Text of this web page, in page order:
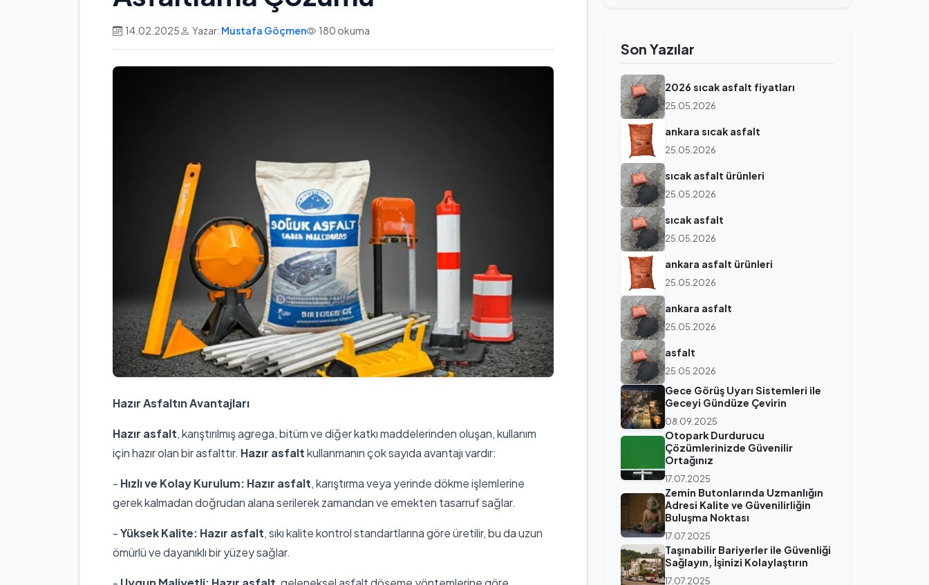
14.02.2025 Yazar: Mustafa Göçmen 180 okuma
Hazır Asfaltın Avantajları
Hazır asfalt, karıştırılmış agrega, bitüm ve diğer katkı maddelerinden oluşan, kullanım
için hazır olan bir asfalttır. Hazır asfaltkullanmanın çok sayıda avantajı vardır:
- Hızlı ve Kolay Kurulum: Hazır asfalt, karıştırma veya yerinde dökme işlemlerine
gerek kalmadan doğrudan alana serilerek zamandan ve emekten tasarruf sağlar.
-Yüksek Kalite: Hazır asfalt, sıkı kalite kontrol standartlarına göre üretilir, bu da uzun
ömürlü ve dayanıklı bir yüzey sağlar.
Son Yazılar
2026 sıcak asfalt fiyatları
25.05.2026
ankara sıcak asfalt
25.05.2026
sıcak asfalt ürünleri
25.05.2026
sıcak asfalt
25.05.2026
ankara asfalt ürünleri
25.05.2026
ankara asfalt
25.05.2026
asfalt
25.05.2026
Gece Görüş Uyarı Sistemleri ile
Geceyi Gündüze Çevirin
08.09.2025
Otopark Durdurucu
Çözümlerinizde Güvenilir
Ortağınız
17.07.2025
Zemin Butonlarında Uzmanlığın
Adresi Kalite ve Güvenilirliğin
Buluşma Noktası
17.07.2025
Taşınabilir Bariyerler ile Güvenliği
Sağlayın, İşinizi Kolaylaştırın
17.07.2025